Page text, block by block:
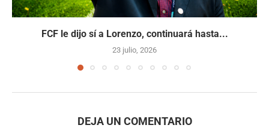
FCF le dijo sí a Lorenzo, continuará hasta...
23 julio, 2026
DEJA UN COMENTARIO